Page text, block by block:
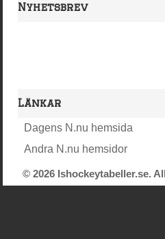
Nyhetsbrev
Länkar
Dagens N.nu hemsida
Andra N.nu hemsidor
© 2026 Ishockeytabeller.se.